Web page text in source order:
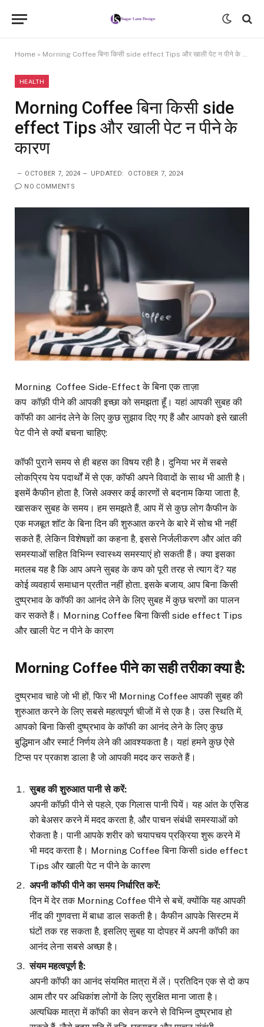
Home » Morning Coffee बिना किसी side effect Tips और खाली पेट न पीने के कारण
HEALTH
Morning Coffee बिना किसी side
effect Tips और खाली पेट न पीने के
कारण
OCTOBER 7, 2024 UPDATED:
OCTOBER 7, 2024
NO COMMENTS
Morning Coffee Side-Effect के बिना एक ताज़ा
कप कॉफ़ी पीने की आपकी इच्छा को समझता हूँ। यहां आपकी सुबह की
कॉफी का आनंद लेने के लिए कुछ सुझाव दिए गए हैं और आपको इसे खाली
पेट पीने से क्यों बचना चाहिए:
कॉफी पुराने समय से ही बहस का विषय रही है। दुनिया भर में सबसे
लोकप्रिय पेय पदार्थों में से एक, कॉफी अपने विवादों के साथ भी आती है।
इसमें कैफीन होता है, जिसे अक्सर कई कारणों से बदनाम किया जाता है,
खासकर सुबह के समय। हम समझते हैं, आप में से कुछ लोग कैफीन के
एक मजबूत शॉट के बिना दिन की शुरुआत करने के बारे में सोच भी नहीं
सकते हैं, लेकिन विशेषज्ञों का कहना है, इससे निर्जलीकरण और आंत की
समस्याओं सहित विभिन्न स्वास्थ्य समस्याएं हो सकती हैं। क्या इसका
मतलब यह है कि आप अपने सुबह के कप को पूरी तरह से त्याग दें? यह
कोई व्यवहार्य समाधान प्रतीत नहीं होता. इसके बजाय, आप बिना किसी
दुष्प्रभाव के कॉफी का आनंद लेने के लिए सुबह में कुछ चरणों का पालन
कर सकते हैं। Morning Coffee बिना किसी side effect Tips
और खाली पेट न पीने के कारण
Morning Coffeeपीने का सही तरीका क्या है:
दुष्प्रभाव चाहे जो भी हों, फिर भी Morning Coffee आपकी सुबह की
शुरुआत करने के लिए सबसे महत्वपूर्ण चीजों में से एक है। उस स्थिति में,
आपको बिना किसी दुष्प्रभाव के कॉफी का आनंद लेने के लिए कुछ
बुद्धिमान और स्मार्ट निर्णय लेने की आवश्यकता है। यहां हमने कुछ ऐसे
टिप्स पर प्रकाश डाला है जो आपकी मदद कर सकते हैं।
सुबह की शुरुआत पानी से करें:
अपनी कॉफ़ी पीने से पहले, एक गिलास पानी पियें। यह आंत के एसिड
को बेअसर करने में मदद करता है, और पाचन संबंधी समस्याओं को
रोकता है। पानी आपके शरीर को चयापचय प्रक्रिया शुरू करने में
भी मदद करता है। Morning Coffee बिना किसी side effect
Tips और खाली पेट न पीने के कारण
अपनी कॉफी पीने का समय निर्धारित करें:
दिन में देर तक Morning Coffee पीने से बचें, क्योंकि यह आपकी
नींद की गुणवत्ता में बाधा डाल सकती है। कैफीन आपके सिस्टम में
घंटों तक रह सकता है, इसलिए सुबह या दोपहर में अपनी कॉफी का
आनंद लेना सबसे अच्छा है।
संयम महत्वपूर्ण है:
अपनी कॉफी का आनंद संयमित मात्रा में लें। प्रतिदिन एक से दो कप
आम तौर पर अधिकांश लोगों के लिए सुरक्षित माना जाता है।
अत्यधिक मात्रा में कॉफी का सेवन करने से विभिन्न दुष्प्रभाव हो